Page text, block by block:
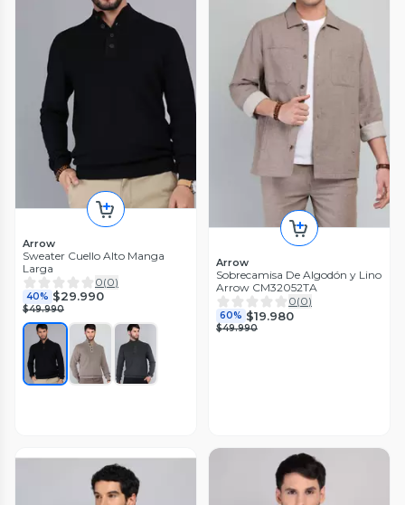
Arrow
Sweater Cuello Alto Manga
Larga
0(0)
40% $29.990
$49.990
Arrow
Sobrecamisa De Algodón y Lino
Arrow CM32052TA
0(0)
60% $19.980
$49.990